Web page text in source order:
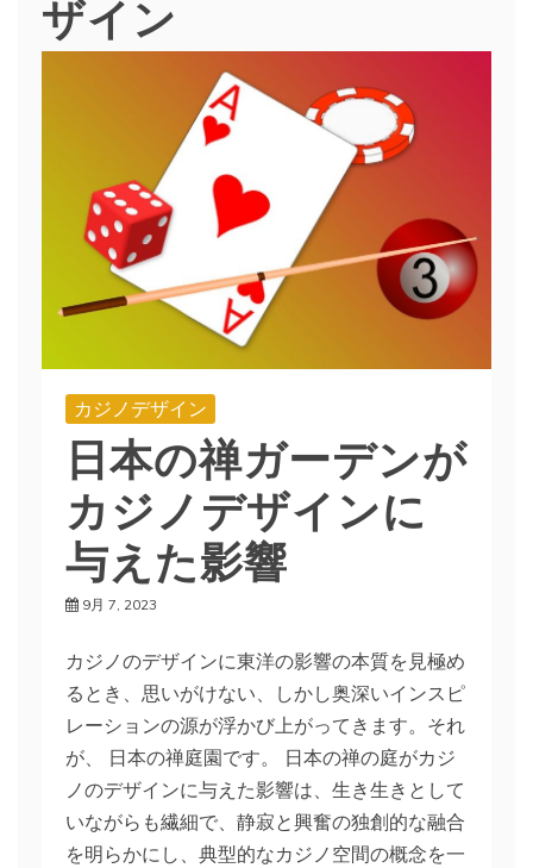
ザイン
カジノデザイン
日本の禅ガーデンが
カジノデザインに
与えた影響
9月 7, 2023
カジノのデザインに東洋の影響の本質を見極め
るとき、思いがけない、しかし奥深いインスピ
レーションの源が浮かび上がってきます。それ
が、 日本の禅庭園です。 日本の禅の庭がカジ
ノのデザインに与えた影響は、生き生きとして
いながらも繊細で、静寂と興奮の独創的な融合
を明らかにし、典型的なカジノ空間の概念を一